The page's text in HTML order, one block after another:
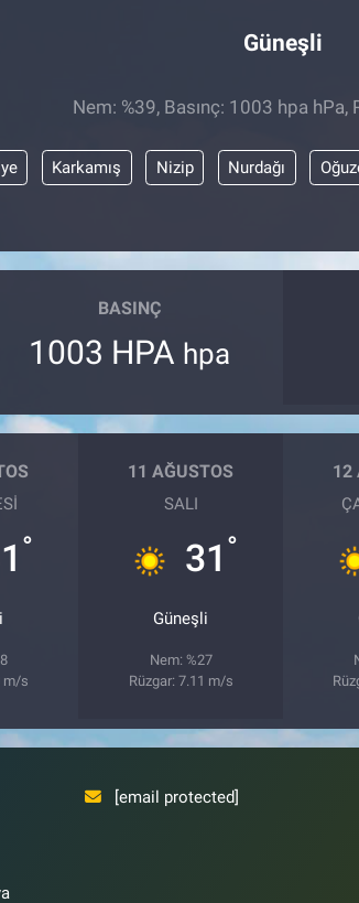
Güneşli
Nem: %39, Basınç: 1003 hpa
Karkamış Nizip Nurdağı
BASINÇ
1003 HPA hpa
°
m/s
11 AĞUSTOS
SALI
31 °
Güneşli
Nem: %27
Rüzgar: 7.11 m/s
12
[email protected]